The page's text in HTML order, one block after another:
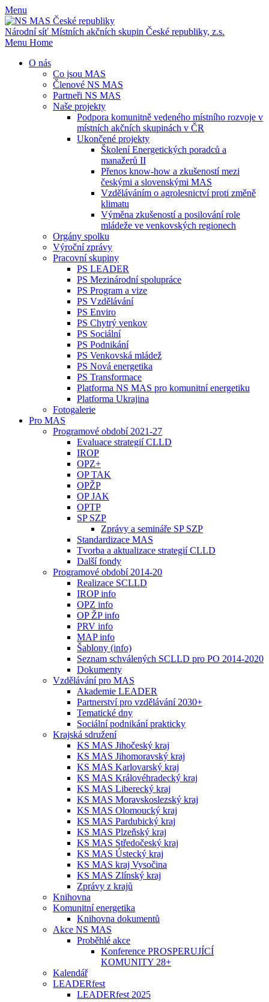
Menu
Národní síť Místních akčních skupin České republiky, z.s.
Menu Home
O nás
Co jsou MAS
Členové NS MAS
Partneři NS MAS
Naše projekty
Podpora komunitně vedeného místního rozvoje v
místních akčních skupinách v ČR
Ukončené projekty
Školení Energetických poradců a
manažerů II
Přenos know-how a zkušeností mezi
českými a slovenskými MAS
Vzděláváním o agrolesnictví proti změně
klimatu
Výměna zkušeností a posilování role
mládeže ve venkovských regionech
Orgány spolku
Výroční zprávy
Pracovní skupiny
PS LEADER
PS Mezinárodní spolupráce
PS Program a vize
PS Vzdělávání
PS Enviro
PS Chytrý venkov
PS Sociální
PS Podnikání
PS Venkovská mládež
PS Nová energetika
PS Transformace
Platforma NS MAS pro komunitní energetiku
Platforma Ukrajina
Fotogalerie
Pro MAS
Programové období 2021-27
Evaluace strategií CLLD
IROP
OPZ+
OP TAK
OPŽP
OP JAK
OPTP
SP SZP
Zprávy a semináře SP SZP
Standardizace MAS
Tvorba a aktualizace strategií CLLD
Další fondy
Programové období 2014-20
Realizace SCLLD
IROP info
OPZ info
OP ŽP info
PRV info
MAP info
Šablony (info)
Seznam schválených SCLLD pro PO 2014-2020
Dokumenty
Vzdělávání pro MAS
Akademie LEADER
Partnerství pro vzdělávání 2030+
Tematické dny
Sociální podnikání prakticky
Krajská sdružení
KS MAS Jihočeský kraj
KS MAS Jihomoravský kraj
KS MAS Karlovarský kraj
KS MAS Královéhradecký kraj
KS MAS Liberecký kraj
KS MAS Moravskoslezský kraj
KS MAS Olomoucký kraj
KS MAS Pardubický kraj
KS MAS Plzeňský kraj
KS MAS Středočeský kraj
KS MAS Ústecký kraj
KS MAS kraj Vysočina
KS MAS Zlínský kraj
Zprávy z krajů
Knihovna
Komunitní energetika
Knihovna dokumentů
Akce NS MAS
Proběhlé akce
Konference PROSPERUJÍCÍ
KOMUNITY 28+
Kalendář
LEADERfest
LEADERfest 2025